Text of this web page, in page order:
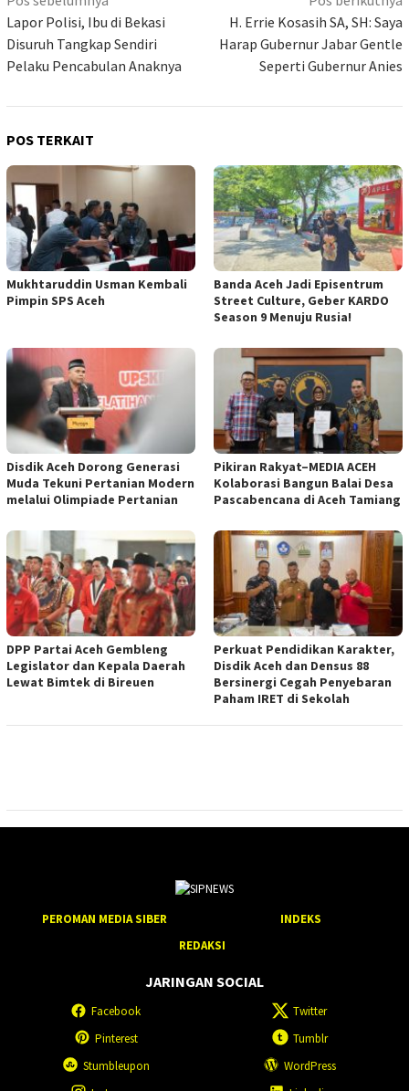
pos
Lapor Polisi, Ibu di Bekasi
Disuruh Tangkap Sendiri
Pelaku Pencabulan Anaknya
H. Errie Kosasih SA, SH: Saya
Harap Gubernur Jabar Gentle
Seperti Gubernur Anies
POS TERKAIT
Mukhtaruddin Usman Kembali
Pimpin SPS Aceh
Banda Aceh Jadi Episentrum
Street Culture, Geber KARDO
Season 9 Menuju Rusia!
Disdik Aceh Dorong Generasi
Muda Tekuni Pertanian Modern
melalui Olimpiade Pertanian
Pikiran Rakyat–MEDIA ACEH
Kolaborasi Bangun Balai Desa
Pascabencana di Aceh Tamiang
DPP Partai Aceh Gembleng
Legislator dan Kepala Daerah
Lewat Bimtek di Bireuen
Perkuat Pendidikan Karakter,
Disdik Aceh dan Densus 88
Bersinergi Cegah Penyebaran
Paham IRET di Sekolah
PEROMAN MEDIA SIBER
INDEKS
REDAKSI
JARINGAN SOCIAL
Facebook
Twitter
Pinterest
Tumblr
Stumbleupon
WordPress